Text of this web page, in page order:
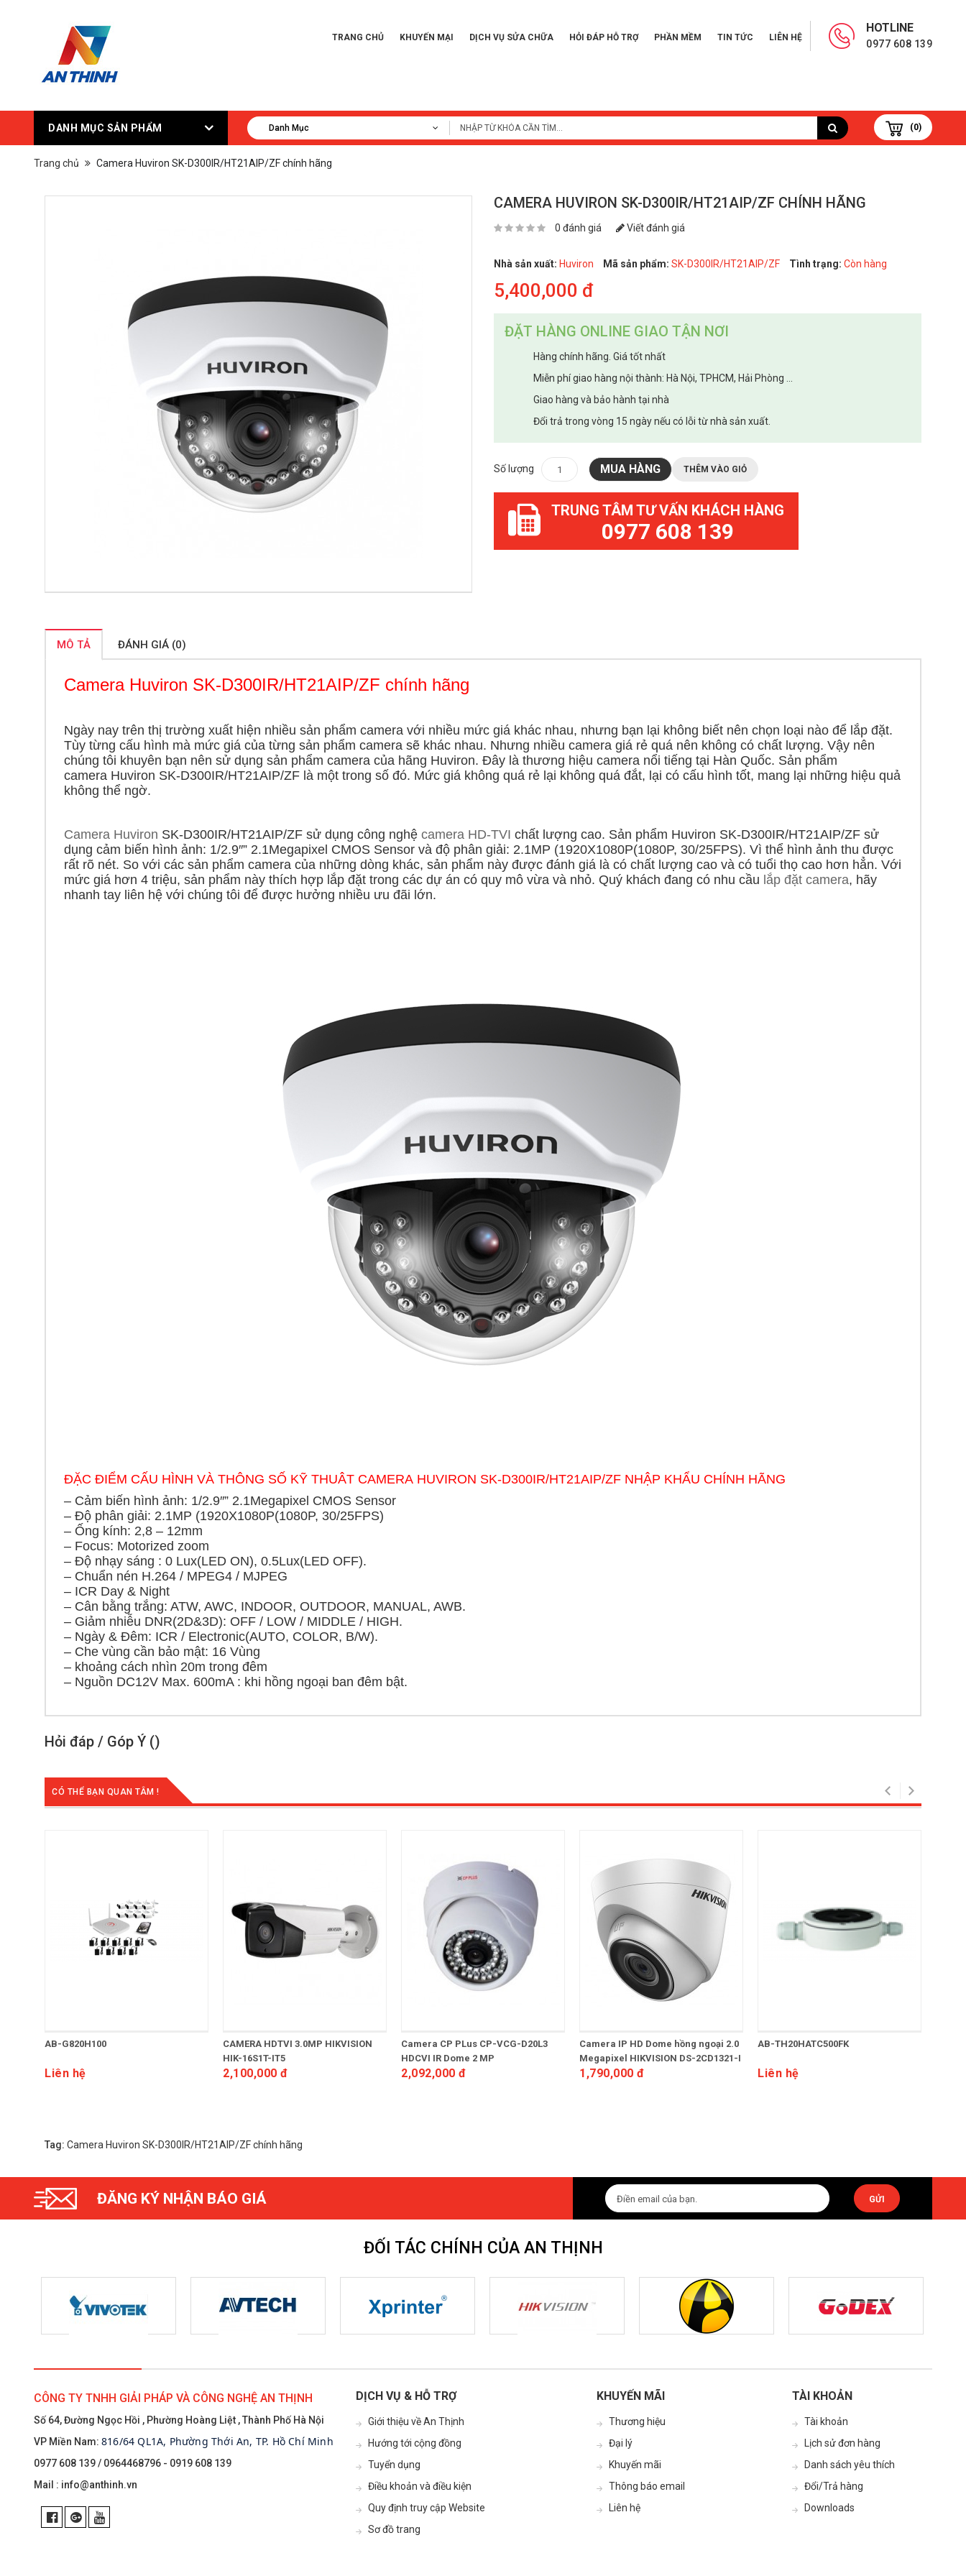
HOTLINE
0977 608 139
TRANG CHỦ KHUYẾN MẠI DỊCH VỤ SỬA CHỮA HỎI ĐÁP HỖ TRỢ PHẦN MỀM TIN TỨC LIÊN HỆ
DANH MỤC SẢN PHẨM Danh Mục (0)
Trang chủ Camera Huviron SK-D300IR/HT21AIP/ZF chính hãng
CAMERA HUVIRON SK-D300IR/HT21AIP/ZF CHÍNH HÃNG
0 đánh giá Viết đánh giá
Nhà sản xuất: Huviron Mã sản phẩm: SK-D300IR/HT21AIP/ZF Tình trạng: Còn hàng
5,400,000 đ
ĐẶT HÀNG ONLINE GIAO TẬN NƠI
Hàng chính hãng. Giá tốt nhất
Miễn phí giao hàng nội thành: Hà Nội, TPHCM, Hải Phòng ...
Giao hàng và bảo hành tại nhà
Đổi trả trong vòng 15 ngày nếu có lỗi từ nhà sản xuất.
Số lượng MUA HÀNG THÊM VÀO GIỎ
TRUNG TÂM TƯ VẤN KHÁCH HÀNG
0977 608 139
MÔ TẢ ĐÁNH GIÁ (0)
Camera Huviron SK-D300IR/HT21AIP/ZF chính hãng
Ngày nay trên thị trường xuất hiện nhiều sản phẩm camera với nhiều mức giá khác nhau, nhưng bạn lại không biết nên chọn loại nào để lắp đặt.
Tùy từng cấu hình mà mức giá của từng sản phẩm camera sẽ khác nhau. Nhưng nhiều camera giá rẻ quá nên không có chất lượng. Vậy nên
chúng tôi khuyên bạn nên sử dụng sản phẩm camera của hãng Huviron. Đây là thương hiệu camera nổi tiếng tại Hàn Quốc. Sản phẩm
camera Huviron SK-D300IR/HT21AIP/ZF là một trong số đó. Mức giá không quá rẻ lại không quá đắt, lại có cấu hình tốt, mang lại những hiệu quả
không thể ngờ.
Camera Huviron SK-D300IR/HT21AIP/ZF sử dụng công nghệ camera HD-TVI chất lượng cao. Sản phẩm Huviron SK-D300IR/HT21AIP/ZF sử
dụng cảm biến hình ảnh: 1/2.9″” 2.1Megapixel CMOS Sensor và độ phân giải: 2.1MP (1920X1080P(1080P, 30/25FPS). Vì thể hình ảnh thu được
rất rõ nét. So với các sản phẩm camera của những dòng khác, sản phẩm này được đánh giá là có chất lượng cao và có tuổi thọ cao hơn hẳn. Với
mức giá hơn 4 triệu, sản phẩm này thích hợp lắp đặt trong các dự án có quy mô vừa và nhỏ. Quý khách đang có nhu cầu lắp đặt camera, hãy
nhanh tay liên hệ với chúng tôi để được hưởng nhiều ưu đãi lớn.
ĐẶC ĐIỂM CẤU HÌNH VÀ THÔNG SỐ KỸ THUÂT CAMERA HUVIRON SK-D300IR/HT21AIP/ZF NHẬP KHẨU CHÍNH HÃNG
– Cảm biến hình ảnh: 1/2.9″” 2.1Megapixel CMOS Sensor
– Độ phân giải: 2.1MP (1920X1080P(1080P, 30/25FPS)
– Ống kính: 2,8 – 12mm
– Focus: Motorized zoom
– Độ nhạy sáng : 0 Lux(LED ON), 0.5Lux(LED OFF).
– Chuẩn nén H.264 / MPEG4 / MJPEG
– ICR Day & Night
– Cân bằng trắng: ATW, AWC, INDOOR, OUTDOOR, MANUAL, AWB.
– Giảm nhiễu DNR(2D&3D): OFF / LOW / MIDDLE / HIGH.
– Ngày & Đêm: ICR / Electronic(AUTO, COLOR, B/W).
– Che vùng cần bảo mật: 16 Vùng
– khoảng cách nhìn 20m trong đêm
– Nguồn DC12V Max. 600mA : khi hồng ngoại ban đêm bật.
Hỏi đáp / Góp Ý ()
CÓ THỂ BẠN QUAN TÂM !
AB-G820H100
Liên hệ
CAMERA HDTVI 3.0MP HIKVISION
HIK-16S1T-IT5
2,100,000 đ
Camera CP PLus CP-VCG-D20L3
HDCVI IR Dome 2 MP
2,092,000 đ
Camera IP HD Dome hồng ngoại 2.0
Megapixel HIKVISION DS-2CD1321-I
1,790,000 đ
AB-TH20HATC500FK
Liên hệ
Tag: Camera Huviron SK-D300IR/HT21AIP/ZF chính hãng
ĐĂNG KÝ NHẬN BÁO GIÁ GỬI
ĐỐI TÁC CHÍNH CỦA AN THỊNH
CÔNG TY TNHH GIẢI PHÁP VÀ CÔNG NGHỆ AN THỊNH
Số 64, Đường Ngọc Hồi , Phường Hoàng Liệt , Thành Phố Hà Nội
VP Miền Nam: 816/64 QL1A, Phường Thới An, TP. Hồ Chí Minh
0977 608 139 / 0964468796 - 0919 608 139
Mail : info@anthinh.vn
DỊCH VỤ & HỖ TRỢ
Giới thiệu về An Thịnh
Hướng tới cộng đồng
Tuyển dụng
Điều khoản và điều kiện
Quy định truy cập Website
Sơ đồ trang
KHUYẾN MÃI
Thương hiệu
Đại lý
Khuyến mãi
Thông báo email
Liên hệ
TÀI KHOẢN
Tài khoản
Lịch sử đơn hàng
Danh sách yêu thích
Đổi/Trả hàng
Downloads